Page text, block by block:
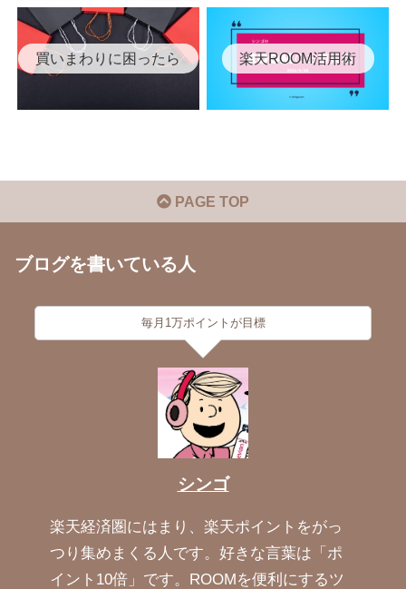
買いまわりに困ったら 楽天ROOM活用術
PAGE TOP
ブログを書いている人
毎月1万ポイントが目標
シンゴ
楽天経済圏にはまり、楽天ポイントをがっ
つり集めまくる人です。好きな言葉は「ポ
イント10倍」です。ROOMを便利にするツ